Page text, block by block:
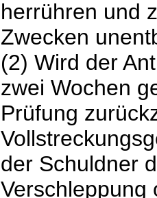
herrühren und
Zwecken
(2) Wird der
zwei Wochen
Prüfung
der Schuldner
Verschleppung